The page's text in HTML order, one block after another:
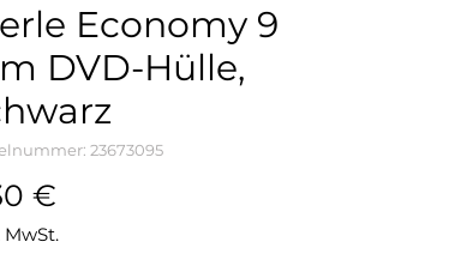
Economy 9
DVD-Hülle,
23673095
€
MwSt.